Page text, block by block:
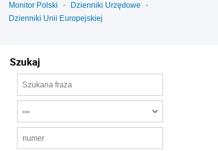
Monitor Polski
Dzienniki Urzędowe
Dzienniki Unii Europejskiej
Szukaj